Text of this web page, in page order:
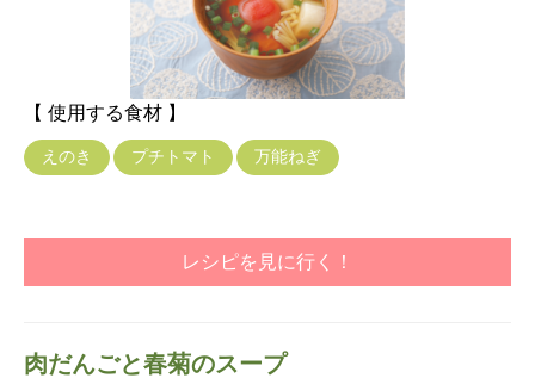
【 使用する食材 】
えのき プチトマト 万能ねぎ
レシピを見に行く！
肉だんごと春菊のスープ